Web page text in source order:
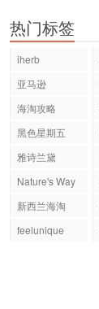
热门标签
iherb
亚马逊
海淘攻略
黑色星期五
雅诗兰黛
Nature's Way
新西兰海淘
feelunique